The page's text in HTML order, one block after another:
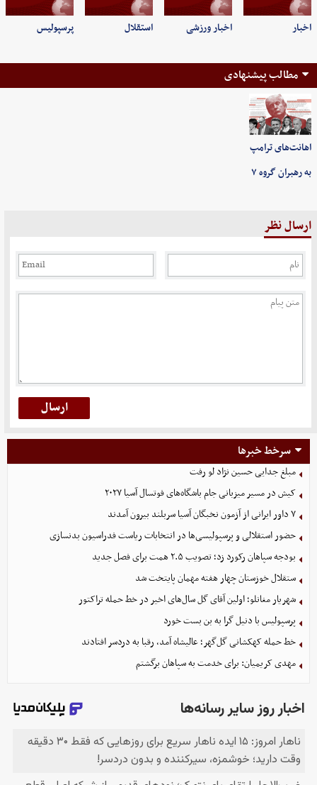
اخبار اخبار ورزشی استقلال پرسپولیس
مطالب پیشنهادی
اهانت‌های ترامپ
به رهبران گروه ۷
ارسال نظر
سرخط خبرها
مبلغ جدایی حسین نژاد لو رفت
کیش در مسیر میزبانی جام باشگاه‌های فوتسال آسیا ۲۰۲۷
۷ داور ایرانی از آزمون نخبگان آسیا سربلند بیرون آمدند
حضور استقلالی و پرسپولیسی‌ها در انتخابات ریاست فدراسیون بدنسازی
بودجه سپاهان رکورد زد؛ تصویب ۲.۵ همت برای فصل جدید
ستقلال خوزستان چهار هفته مهمان پایتخت شد
شهریار مغانلو؛ اولین آقای گل سال‌های اخیر در خط حمله تراکتور
پرسپولیس با دنیل گرا به بن بست خورد
خط حمله کهکشانی گل‌گهر؛ عالیشاه آمد، رقبا به دردسر افتادند
مهدی کریمیان: برای خدمت به سپاهان برگشتم